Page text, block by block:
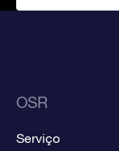
OSR
Serviço